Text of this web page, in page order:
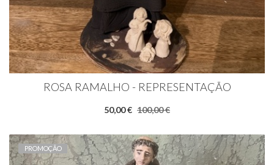
ROSA RAMALHO - REPRESENTAÇÃO
50,00 € 100,00 €
PROMOÇÃO